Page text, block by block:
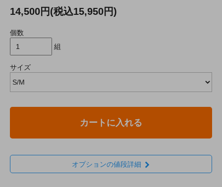
14,500円(税込15,950円)
個数
組
サイズ
カートに入れる
オプションの値段詳細